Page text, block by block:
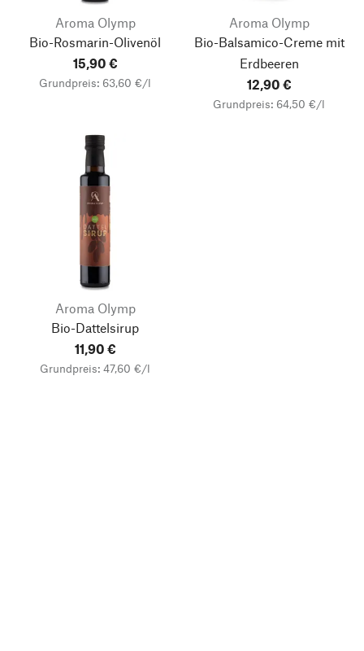
Aroma Olymp
Bio-Rosmarin-Olivenöl
15,90 €
Grundpreis: 63,60 €/l
Aroma Olymp
Bio-Balsamico-Creme mit
Erdbeeren
12,90 €
Grundpreis: 64,50 €/l
Aroma Olymp
Bio-Dattelsirup
11,90 €
Grundpreis: 47,60 €/l